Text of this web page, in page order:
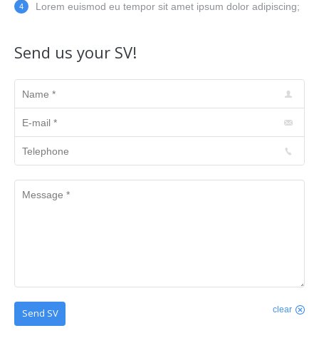
Lorem euismod eu tempor sit amet ipsum dolor adipiscing;
Send us your SV!
Message *
Send SV clear